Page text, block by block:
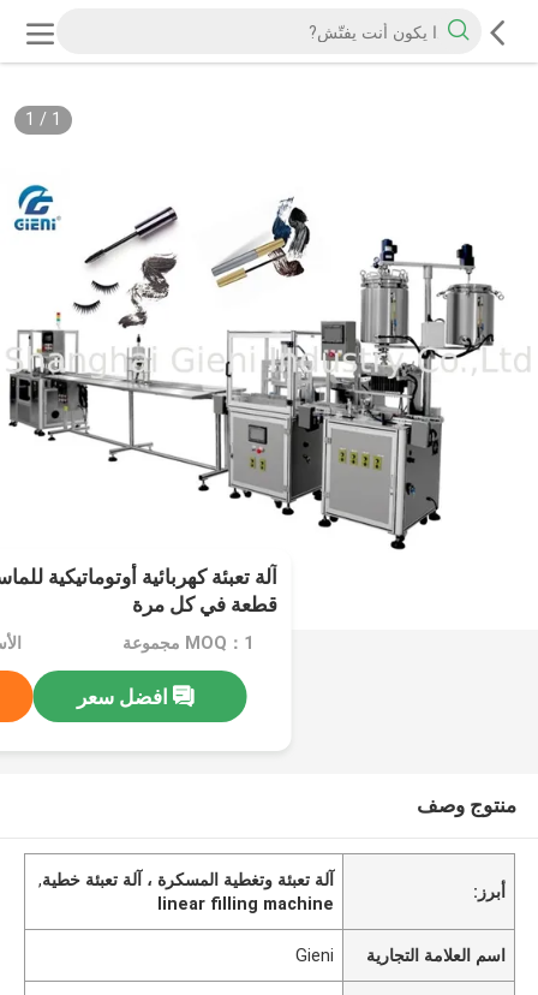
1
/
1
قطعة في كل مرة
MOQ：1 مجموعة
افضل سعر
منتوج وصف
أبرز:
آلة تعبئة وتغطية المسكرة ، آلة تعبئة خطية,
linear filling machine
اسم العلامة التجارية Gieni